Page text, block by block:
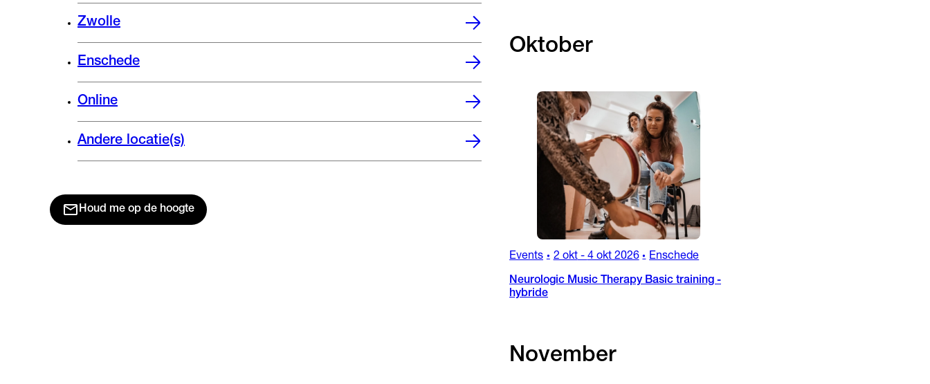
Zwolle
Enschede
Online
Andere locatie(s)
Houd me op de hoogte
Oktober
Events • 2 okt- 4 okt 2026 • Enschede
Neurologic Music Therapy Basic training -
hybride
November